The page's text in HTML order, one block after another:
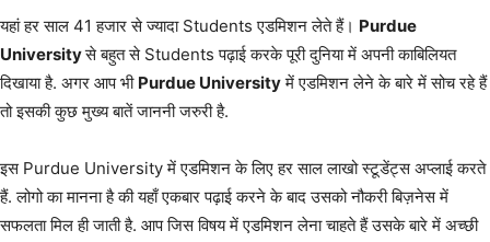
यहां हर साल 41 हजार से ज्यादा Students एडमिशन लेते हैं। Purdue
Universityसे बहुत से Students पढ़ाई करके पूरी दुनिया में अपनी काबिलियत
दिखाया है. अगर आप भी Purdue Universityमें एडमिशन लेने के बारे में सोच रहे हैं
तो इसकी कुछ मुख्य बातें जाननी जरुरी है.
इस Purdue University में एडमिशन के लिए हर साल लाखो स्टूडेंट्स अप्लाई करते
हैं. लोगो का मानना है की यहाँ एकबार पढ़ाई करने के बाद उसको नौकरी बिज़नेस में
सफलता मिल ही जाती है. आप जिस विषय में एडमिशन लेना चाहते हैं उसके बारे में अच्छी